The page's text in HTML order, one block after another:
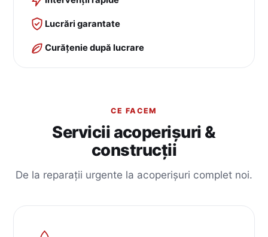
Lucrări garantate
Curățenie după lucrare
CE FACEM
Servicii acoperișuri &
construcții
De la reparații urgente la acoperișuri complet noi.